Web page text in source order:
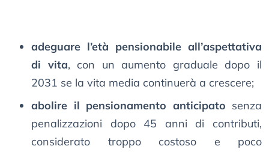
adeguare l’età pensionabile all’aspettativa
di vita, con un aumento graduale dopo il
2031 se la vita media continuerà a crescere;
abolire il pensionamento anticipato senza
penalizzazioni dopo 45 anni di contributi,
considerato troppo costoso e poco